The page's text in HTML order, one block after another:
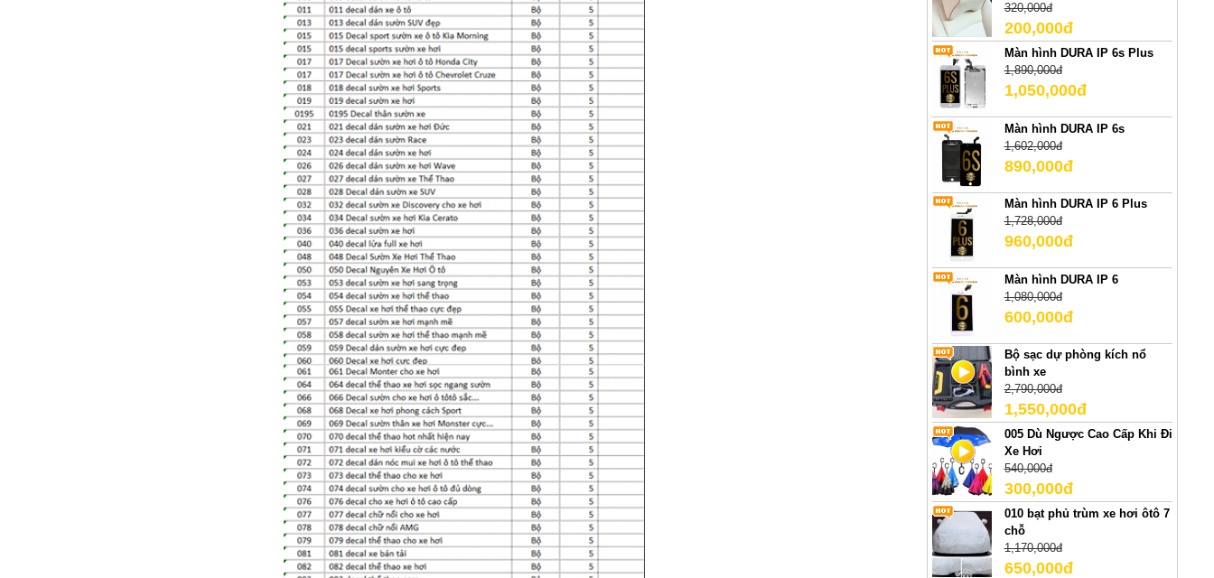
320,000đ
200,000đ
Màn hình DURA IP 6s Plus
1,890,000đ
1,050,000đ
Màn hình DURA IP 6s
1,602,000đ
890,000đ
Màn hình DURA IP 6 Plus
1,728,000đ
960,000đ
Màn hình DURA IP 6
1,080,000đ
600,000đ
Bộ sạc dự phòng kích nổ
bình xe
2,790,000đ
1,550,000đ
005 Dù Ngược Cao Cấp Khi Đi
Xe Hơi
540,000đ
300,000đ
010 bạt phủ trùm xe hơi ôtô 7
chỗ
1,170,000đ
650,000đ